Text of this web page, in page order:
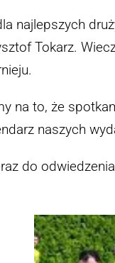
najlepszych
Tokarz.
na to, że
naszych
do